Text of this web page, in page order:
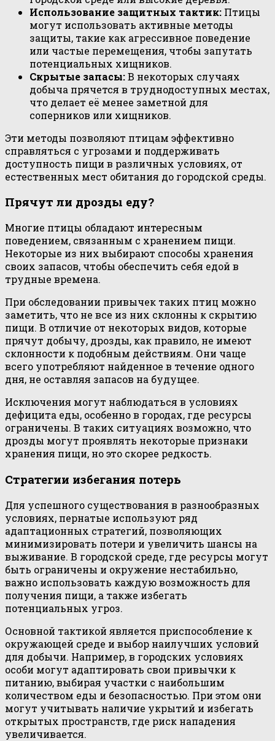
Использование защитных тактик: Птицы
могут использовать активные методы
защиты, такие как агрессивное поведение
или частые перемещения, чтобы запутать
потенциальных хищников.
Скрытые запасы:В некоторых случаях
добыча прячется в труднодоступных местах,
что делает её менее заметной для
соперников или хищников.
Эти методы позволяют птицам эффективно
справляться с угрозами и поддерживать
доступность пищи в различных условиях, от
естественных мест обитания до городской среды.
Прячут ли дрозды еду?
Многие птицы обладают интересным
поведением, связанным с хранением пищи.
Некоторые из них выбирают способы хранения
своих запасов, чтобы обеспечить себя едой в
трудные времена.
При обследовании привычек таких птиц можно
заметить, что не все из них склонны к скрытию
пищи. В отличие от некоторых видов, которые
прячут добычу, дрозды, как правило, не имеют
склонности к подобным действиям. Они чаще
всего употребляют найденное в течение одного
дня, не оставляя запасов на будущее.
Исключения могут наблюдаться в условиях
дефицита еды, особенно в городах, где ресурсы
ограничены. В таких ситуациях возможно, что
дрозды могут проявлять некоторые признаки
хранения пищи, но это скорее редкость.
Стратегии избегания потерь
Для успешного существования в разнообразных
условиях, пернатые используют ряд
адаптационных стратегий, позволяющих
минимизировать потери и увеличить шансы на
выживание. В городской среде, где ресурсы могут
быть ограничены и окружение нестабильно,
важно использовать каждую возможность для
получения пищи, а также избегать
потенциальных угроз.
Основной тактикой является приспособление к
окружающей среде и выбор наилучших условий
для добычи. Например, в городских условиях
особи могут адаптировать свои привычки к
питанию, выбирая участки с наибольшим
количеством еды и безопасностью. При этом они
могут учитывать наличие укрытий и избегать
открытых пространств, где риск нападения
увеличивается.